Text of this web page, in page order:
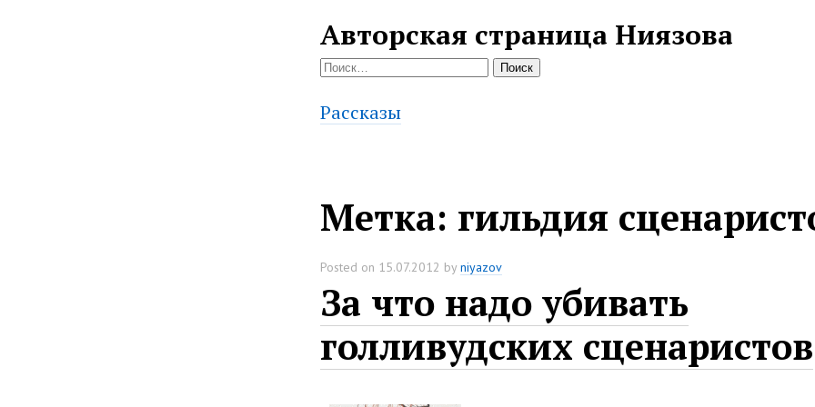
Авторская страница Ниязова
Найти:
Рассказы
Метка: гильдия
Posted on 15.07.2012 by niyazov
За что надо убивать
голливудских сценаристов